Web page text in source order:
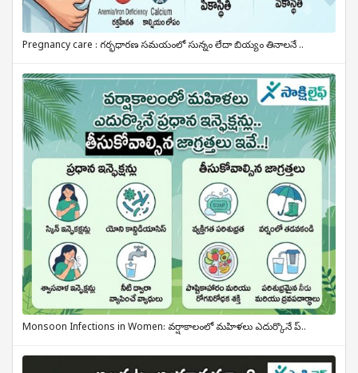
Pregnancy care : గర్భధారణ సమయంలో సున్నం లేదా బియ్యం తినాలనే ..
Monsoon Infections in Women: వర్షాకాలంలో మహిళలు ఎదుర్కొనే ప్..